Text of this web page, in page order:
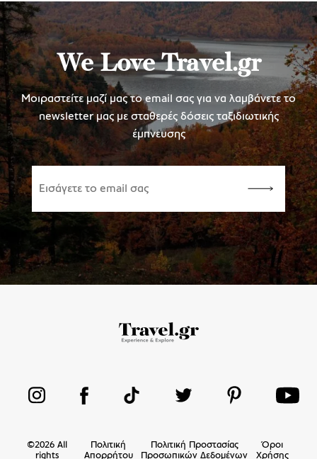
We Love Travel.gr
Μοιραστείτε μαζί μας το email σας για να λαμβάνετε το
newsletter μας με σταθερές δόσεις ταξιδιωτικής
έμπνευσης
©2026 All
rights
Πολιτική
Απορρήτου
Πολιτική Προστασίας
Προσωπικών Δεδομένων
Όροι
Χρήσης